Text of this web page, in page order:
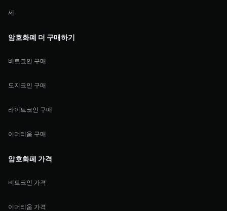
세
암호화폐 더 구매하기
비트코인 구매
도지코인 구매
라이트코인 구매
이더리움 구매
암호화폐 가격
비트코인 가격
이더리움 가격